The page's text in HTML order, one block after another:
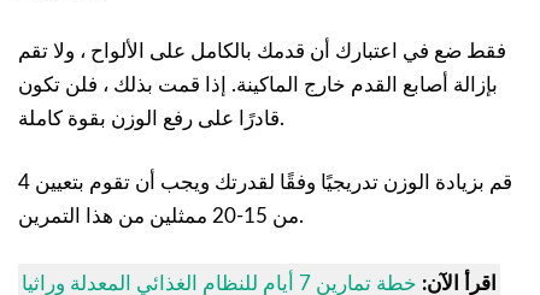
فقط ضع في اعتبارك أن قدمك بالكامل على الألواح ، ولا تقم
بإزالة أصابع القدم خارج الماكينة. إذا قمت بذلك ، فلن تكون
قادرًا على رفع الوزن بقوة كاملة.
قم بزيادة الوزن تدريجيًا وفقًا لقدرتك ويجب أن تقوم بتعيين 4
من 15-20 ممثلين من هذا التمرين.
اقرأ الآن: خطة تمارين 7 أيام للنظام الغذائي المعدلة وراثيا